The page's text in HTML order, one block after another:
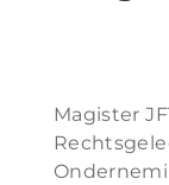
Magister